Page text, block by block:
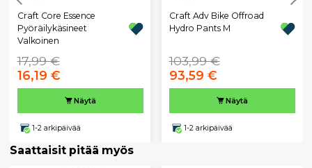
Craft Core Essence
Pyöräilykäsineet
Valkoinen
17,99 €
16,19 €
Näytä
1-2 arkipäivää
Craft Adv Bike Offroad
Hydro Pants M
103,99 €
93,59 €
Näytä
1-2 arkipäivää
Saattaisit pitää myös